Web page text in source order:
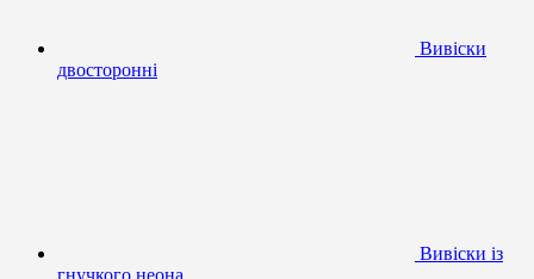
Вивіски
двосторонні
Вивіски із
гнучкого неона